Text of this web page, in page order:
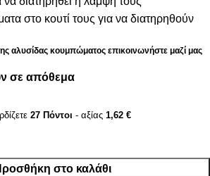
στο κουτί τους για να διατηρηθούν
αλυσίδας κουμπώματος επικοινωνήστε μαζί μας
σε απόθεμα
27 Πόντοι - αξίας 1,62 €
στο καλάθι